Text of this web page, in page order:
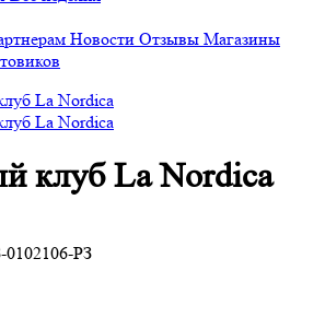
Новости Отзывы Магазины
клуб La Nordica